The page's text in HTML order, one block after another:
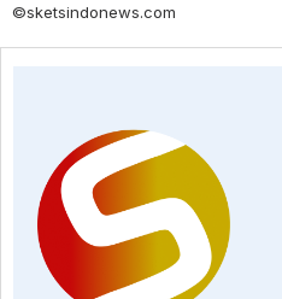
©sketsindonews.com